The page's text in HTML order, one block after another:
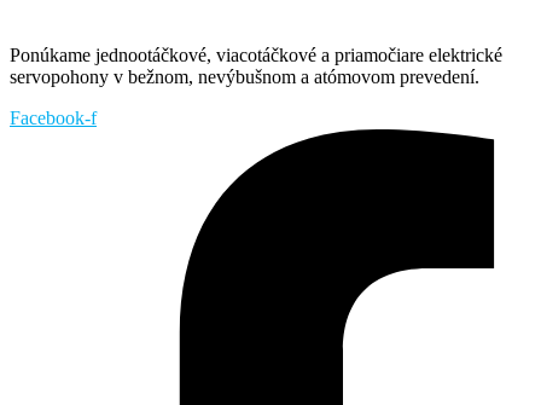
Ponúkame jednootáčkové, viacotáčkové a priamočiare elektrické
servopohony v bežnom, nevýbušnom a atómovom prevedení.
Facebook-f